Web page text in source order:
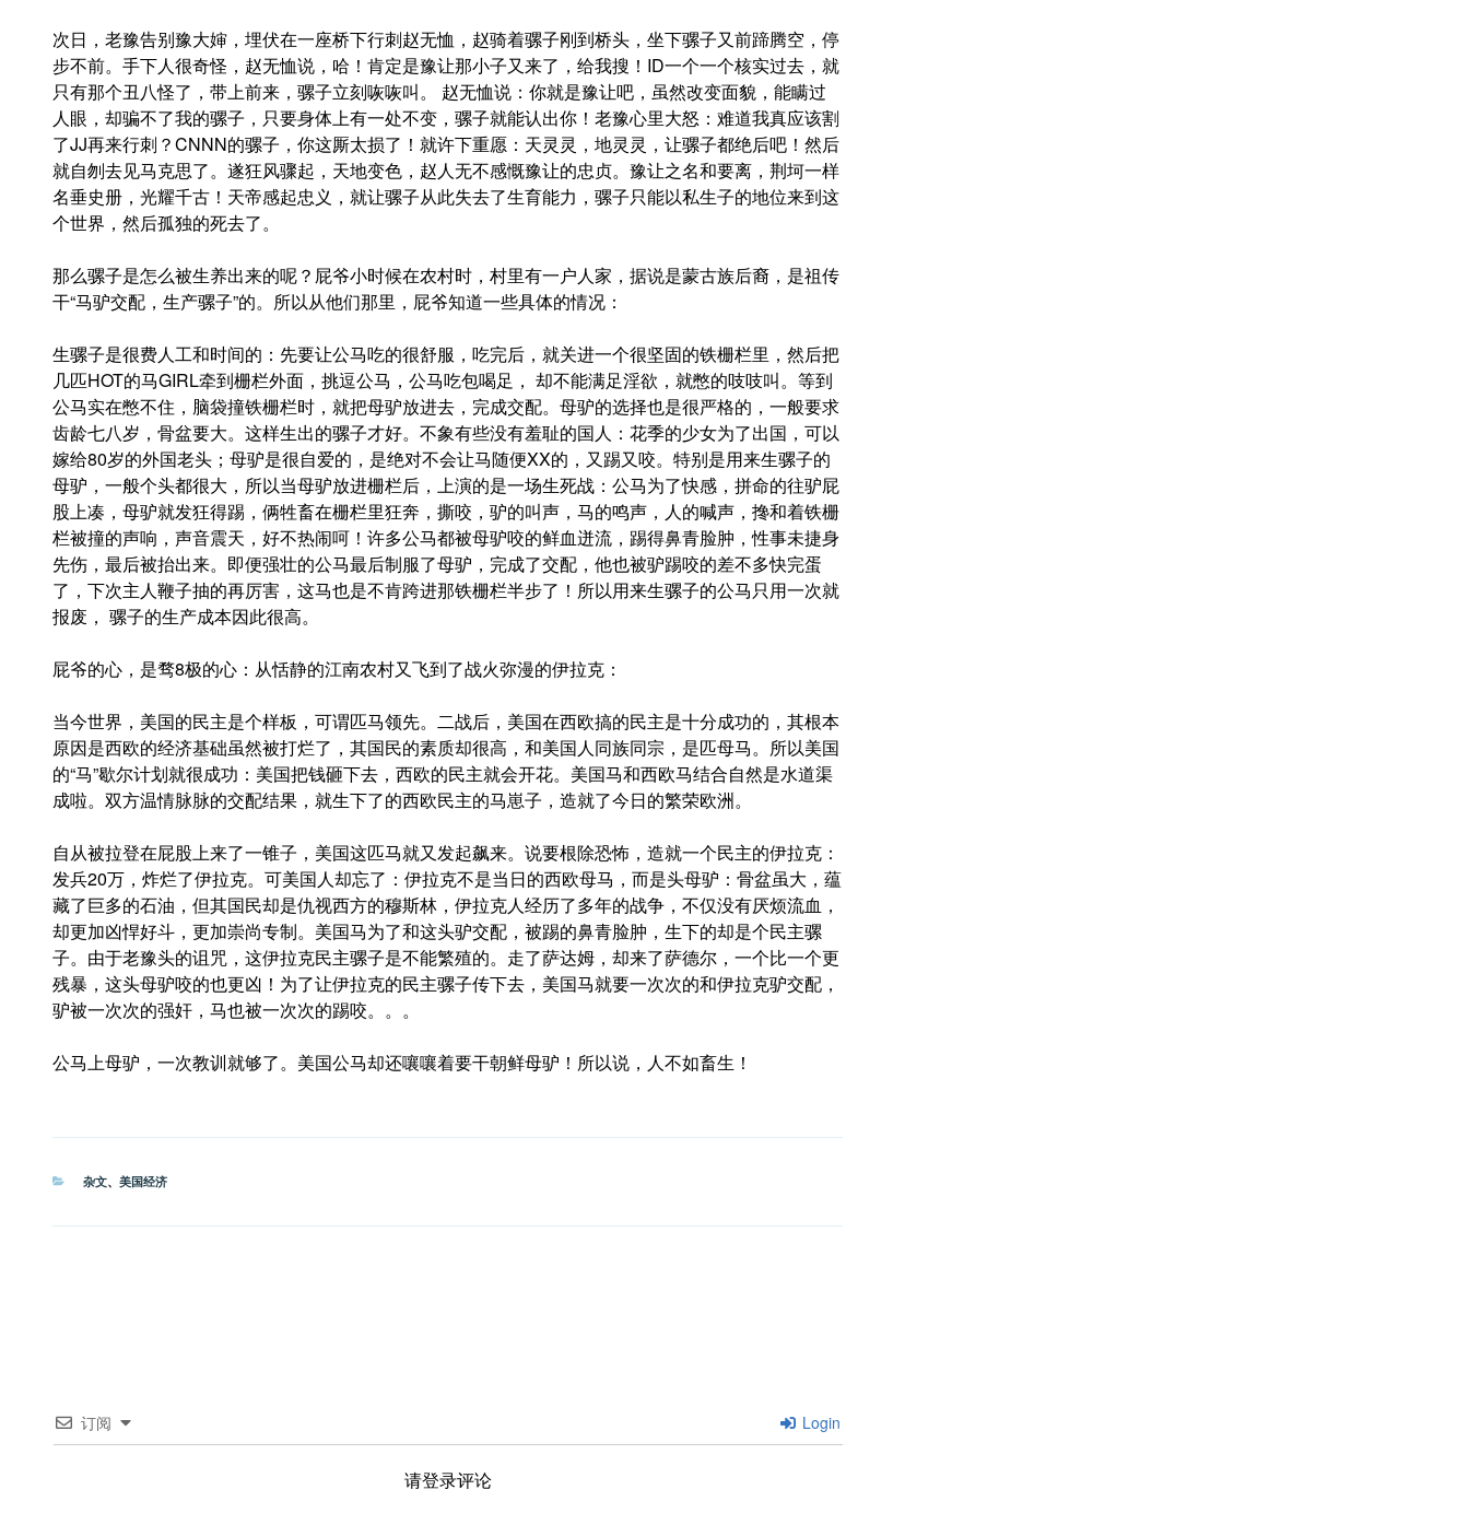
次日，老豫告别豫大婶，埋伏在一座桥下行刺赵无恤，赵骑着骡子刚到桥头，坐下骡子又前蹄腾空，停
步不前。手下人很奇怪，赵无恤说，哈！肯定是豫让那小子又来了，给我搜！ID一个一个核实过去，就
只有那个丑八怪了，带上前来，骡子立刻咴咴叫。 赵无恤说：你就是豫让吧，虽然改变面貌，能瞒过
人眼，却骗不了我的骡子，只要身体上有一处不变，骡子就能认出你！老豫心里大怒：难道我真应该割
了JJ再来行刺？CNNN的骡子，你这厮太损了！就许下重愿：天灵灵，地灵灵，让骡子都绝后吧！然后
就自刎去见马克思了。遂狂风骤起，天地变色，赵人无不感慨豫让的忠贞。豫让之名和要离，荆坷一样
名垂史册，光耀千古！天帝感起忠义，就让骡子从此失去了生育能力，骡子只能以私生子的地位来到这
个世界，然后孤独的死去了。
那么骡子是怎么被生养出来的呢？屁爷小时候在农村时，村里有一户人家，据说是蒙古族后裔，是祖传
干“马驴交配，生产骡子”的。所以从他们那里，屁爷知道一些具体的情况：
生骡子是很费人工和时间的：先要让公马吃的很舒服，吃完后，就关进一个很坚固的铁栅栏里，然后把
几匹HOT的马GIRL牵到栅栏外面，挑逗公马，公马吃包喝足， 却不能满足淫欲，就憋的吱吱叫。等到
公马实在憋不住，脑袋撞铁栅栏时，就把母驴放进去，完成交配。母驴的选择也是很严格的，一般要求
齿龄七八岁，骨盆要大。这样生出的骡子才好。不象有些没有羞耻的国人：花季的少女为了出国，可以
嫁给80岁的外国老头；母驴是很自爱的，是绝对不会让马随便XX的，又踢又咬。特别是用来生骡子的
母驴，一般个头都很大，所以当母驴放进栅栏后，上演的是一场生死战：公马为了快感，拼命的往驴屁
股上凑，母驴就发狂得踢，俩牲畜在栅栏里狂奔，撕咬，驴的叫声，马的鸣声，人的喊声，搀和着铁栅
栏被撞的声响，声音震天，好不热闹呵！许多公马都被母驴咬的鲜血迸流，踢得鼻青脸肿，性事未捷身
先伤，最后被抬出来。即便强壮的公马最后制服了母驴，完成了交配，他也被驴踢咬的差不多快完蛋
了，下次主人鞭子抽的再厉害，这马也是不肯跨进那铁栅栏半步了！所以用来生骡子的公马只用一次就
报废， 骡子的生产成本因此很高。
屁爷的心，是骛8极的心：从恬静的江南农村又飞到了战火弥漫的伊拉克：
当今世界，美国的民主是个样板，可谓匹马领先。二战后，美国在西欧搞的民主是十分成功的，其根本
原因是西欧的经济基础虽然被打烂了，其国民的素质却很高，和美国人同族同宗，是匹母马。所以美国
的“马”歇尔计划就很成功：美国把钱砸下去，西欧的民主就会开花。美国马和西欧马结合自然是水道渠
成啦。双方温情脉脉的交配结果，就生下了的西欧民主的马崽子，造就了今日的繁荣欧洲。
自从被拉登在屁股上来了一锥子，美国这匹马就又发起飙来。说要根除恐怖，造就一个民主的伊拉克：
发兵20万，炸烂了伊拉克。可美国人却忘了：伊拉克不是当日的西欧母马，而是头母驴：骨盆虽大，蕴
藏了巨多的石油，但其国民却是仇视西方的穆斯林，伊拉克人经历了多年的战争，不仅没有厌烦流血，
却更加凶悍好斗，更加崇尚专制。美国马为了和这头驴交配，被踢的鼻青脸肿，生下的却是个民主骡
子。由于老豫头的诅咒，这伊拉克民主骡子是不能繁殖的。走了萨达姆，却来了萨德尔，一个比一个更
残暴，这头母驴咬的也更凶！为了让伊拉克的民主骡子传下去，美国马就要一次次的和伊拉克驴交配，
驴被一次次的强奸，马也被一次次的踢咬。。。
公马上母驴，一次教训就够了。美国公马却还嚷嚷着要干朝鲜母驴！所以说，人不如畜生！
分
杂文、 美国经济
订阅 Login
请登录评论